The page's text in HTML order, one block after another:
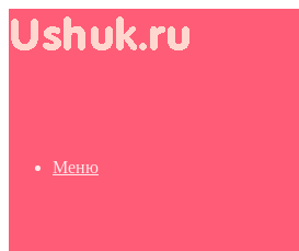
Меню